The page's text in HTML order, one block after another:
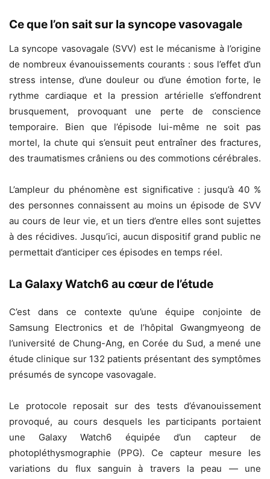
Ce que l’on sait sur la syncope vasovagale
La syncope vasovagale (SVV) est le mécanisme à l’origine
de nombreux évanouissements courants : sous l’effet d’un
stress intense, d’une douleur ou d’une émotion forte, le
rythme cardiaque et la pression artérielle s’effondrent
brusquement, provoquant une perte de conscience
temporaire. Bien que l’épisode lui-même ne soit pas
mortel, la chute qui s’ensuit peut entraîner des fractures,
des traumatismes crâniens ou des commotions cérébrales.
L’ampleur du phénomène est significative : jusqu’à 40 %
des personnes connaissent au moins un épisode de SVV
au cours de leur vie, et un tiers d’entre elles sont sujettes
à des récidives. Jusqu’ici, aucun dispositif grand public ne
permettait d’anticiper ces épisodes en temps réel.
La Galaxy Watch6 au cœur de l’étude
C’est dans ce contexte qu’une équipe conjointe de
Samsung Electronics et de l’hôpital Gwangmyeong de
l’université de Chung-Ang, en Corée du Sud, a mené une
étude clinique sur 132 patients présentant des symptômes
présumés de syncope vasovagale.
Le protocole reposait sur des tests d’évanouissement
provoqué, au cours desquels les participants portaient
une Galaxy Watch6 équipée d’un capteur de
photopléthysmographie (PPG). Ce capteur mesure les
variations du flux sanguin à travers la peau — une